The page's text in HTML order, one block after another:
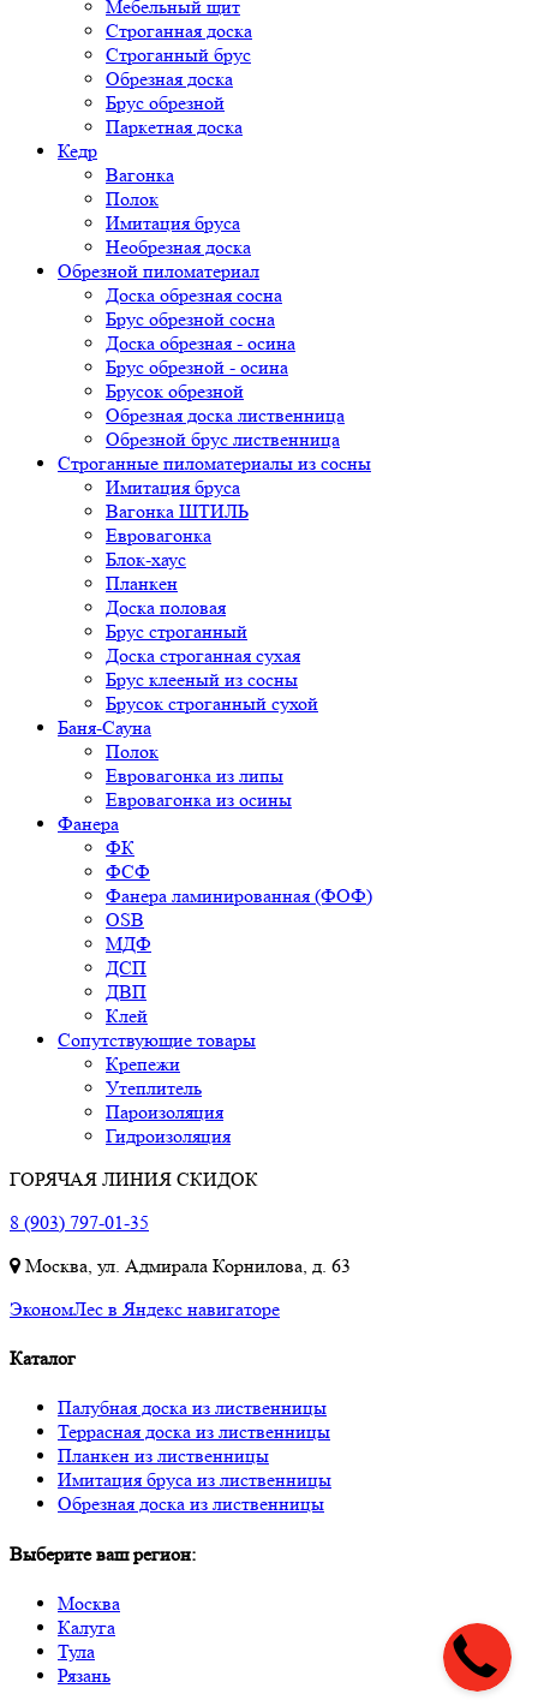
Мебельный щит
Строганная доска
Строганный брус
Обрезная доска
Брус обрезной
Паркетная доска
Кедр
Вагонка
Полок
Имитация бруса
Необрезная доска
Обрезной пиломатериал
Доска обрезная сосна
Брус обрезной сосна
Доска обрезная - осина
Брус обрезной - осина
Брусок обрезной
Обрезная доска лиственница
Обрезной брус лиственница
Строганные пиломатериалы из сосны
Имитация бруса
Вагонка ШТИЛЬ
Евровагонка
Блок-хаус
Планкен
Доска половая
Брус строганный
Доска строганная сухая
Брус клееный из сосны
Брусок строганный сухой
Баня-Сауна
Полок
Евровагонка из липы
Евровагонка из осины
Фанера
ФК
ФСФ
Фанера ламинированная (ФОФ)
OSB
МДФ
ДСП
ДВП
Клей
Сопутствующие товары
Крепежи
Утеплитель
Пароизоляция
Гидроизоляция
ГОРЯЧАЯ ЛИНИЯ СКИДОК
8 (903) 797-01-35
Москва, ул. Адмирала Корнилова, д. 63
ЭкономЛес в Яндекс навигаторе
Каталог
Палубная доска из лиственницы
Террасная доска из лиственницы
Планкен из лиственницы
Имитация бруса из лиственницы
Обрезная доска из лиственницы
Выберите ваш регион:
Москва
Калуга
Тула
Рязань